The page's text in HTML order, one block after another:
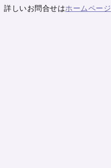
詳しいお問合せはホームページ